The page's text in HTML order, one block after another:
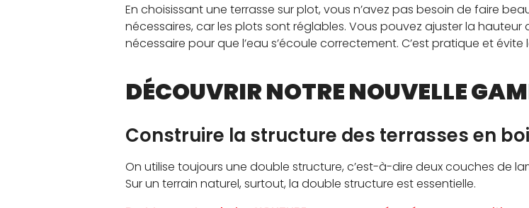
En choisissant une terrasse sur plot, vous n’avez pas besoin de faire
nécessaires, car les plots sont réglables. Vous pouvez ajuster la
nécessaire pour que l’eau s’écoule correctement. C’est pratique et
DÉCOUVRIR NOTRE NOUVELLE
Construire la structure des terrasses en
On utilise toujours une double structure, c’est-à-dire deux couches de
Sur un terrain naturel, surtout, la double structure est essentielle.